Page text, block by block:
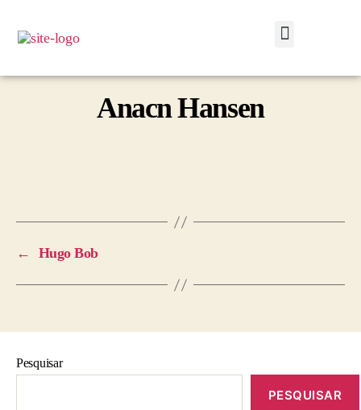
Anacn Hansen
← Hugo Bob
Pesquisar
PESQUISAR